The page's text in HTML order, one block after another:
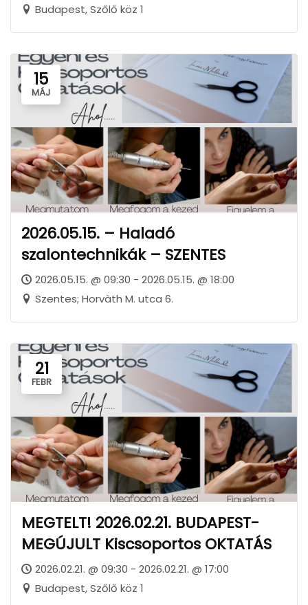
Budapest, Szőlő köz 1
15
MÁJ
2026.05.15. – Haladó
szalontechnikák – SZENTES
2026.05.15. @ 09:30 - 2026.05.15. @ 18:00
Szentes; Horvàth M. utca 6.
21
FEBR
MEGTELT! 2026.02.21. BUDAPEST-
MEGÚJULT Kiscsoportos OKTATÁS
2026.02.21. @ 09:30 - 2026.02.21. @ 17:00
Budapest, Szőlő köz 1